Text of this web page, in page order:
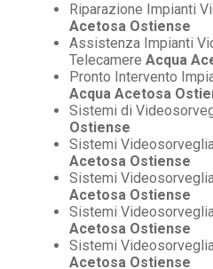
Riparazione Impianti
Acetosa Ostiense
Assistenza Impianti
Telecamere Acqua
Pronto Intervento
Acqua Acetosa
Sistemi di
Ostiense
Sistemi
Acetosa Ostiense
Sistemi
Acetosa Ostiense
Sistemi
Acetosa Ostiense
Sistemi
Acetosa Ostiense